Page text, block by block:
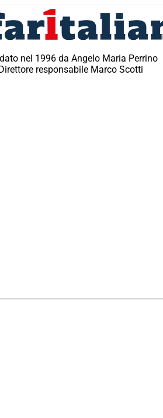
nel 1996 da Angelo Maria Perrino
Direttore responsabile Marco Scotti